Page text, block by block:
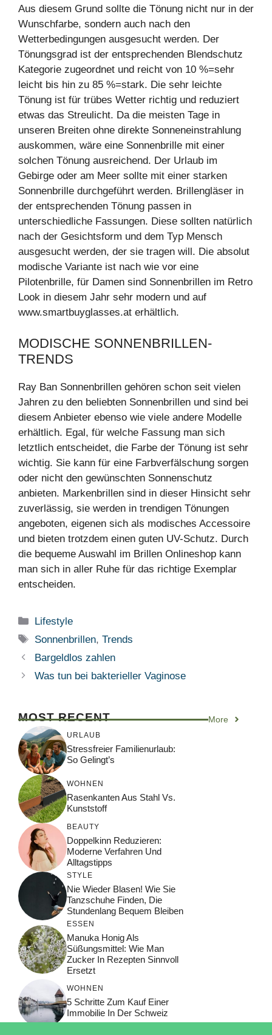
Aus diesem Grund sollte die Tönung nicht nur in der
Wunschfarbe, sondern auch nach den
Wetterbedingungen ausgesucht werden. Der
Tönungsgrad ist der entsprechenden Blendschutz
Kategorie zugeordnet und reicht von 10 %=sehr
leicht bis hin zu 85 %=stark. Die sehr leichte
Tönung ist für trübes Wetter richtig und reduziert
etwas das Streulicht. Da die meisten Tage in
unseren Breiten ohne direkte Sonneneinstrahlung
auskommen, wäre eine Sonnenbrille mit einer
solchen Tönung ausreichend. Der Urlaub im
Gebirge oder am Meer sollte mit einer starken
Sonnenbrille durchgeführt werden. Brillengläser in
der entsprechenden Tönung passen in
unterschiedliche Fassungen. Diese sollten natürlich
nach der Gesichtsform und dem Typ Mensch
ausgesucht werden, der sie tragen will. Die absolut
modische Variante ist nach wie vor eine
Pilotenbrille, für Damen sind Sonnenbrillen im Retro
Look in diesem Jahr sehr modern und auf
www.smartbuyglasses.at erhältlich.
MODISCHE SONNENBRILLEN-
TRENDS
Ray Ban Sonnenbrillen gehören schon seit vielen
Jahren zu den beliebten Sonnenbrillen und sind bei
diesem Anbieter ebenso wie viele andere Modelle
erhältlich. Egal, für welche Fassung man sich
letztlich entscheidet, die Farbe der Tönung ist sehr
wichtig. Sie kann für eine Farbverfälschung sorgen
oder nicht den gewünschten Sonnenschutz
anbieten. Markenbrillen sind in dieser Hinsicht sehr
zuverlässig, sie werden in trendigen Tönungen
angeboten, eigenen sich als modisches Accessoire
und bieten trotzdem einen guten UV-Schutz. Durch
die bequeme Auswahl im Brillen Onlineshop kann
man sich in aller Ruhe für das richtige Exemplar
entscheiden.
Kategorien
Lifestyle
Schlagwörter
Sonnenbrillen,Trends
Bargeldlos zahlen
Was tun bei bakterieller Vaginose
MOST RECENT More
URLAUB
Stressfreier Familienurlaub:
So Gelingt’s
WOHNEN
Rasenkanten Aus Stahl Vs.
Kunststoff
BEAUTY
Doppelkinn Reduzieren:
Moderne Verfahren Und
Alltagstipps
STYLE
Nie Wieder Blasen! Wie Sie
Tanzschuhe Finden, Die
Stundenlang Bequem Bleiben
ESSEN
Manuka Honig Als
Süßungsmittel: Wie Man
Zucker In Rezepten Sinnvoll
Ersetzt
WOHNEN
5 Schritte Zum Kauf Einer
Immobilie In Der Schweiz